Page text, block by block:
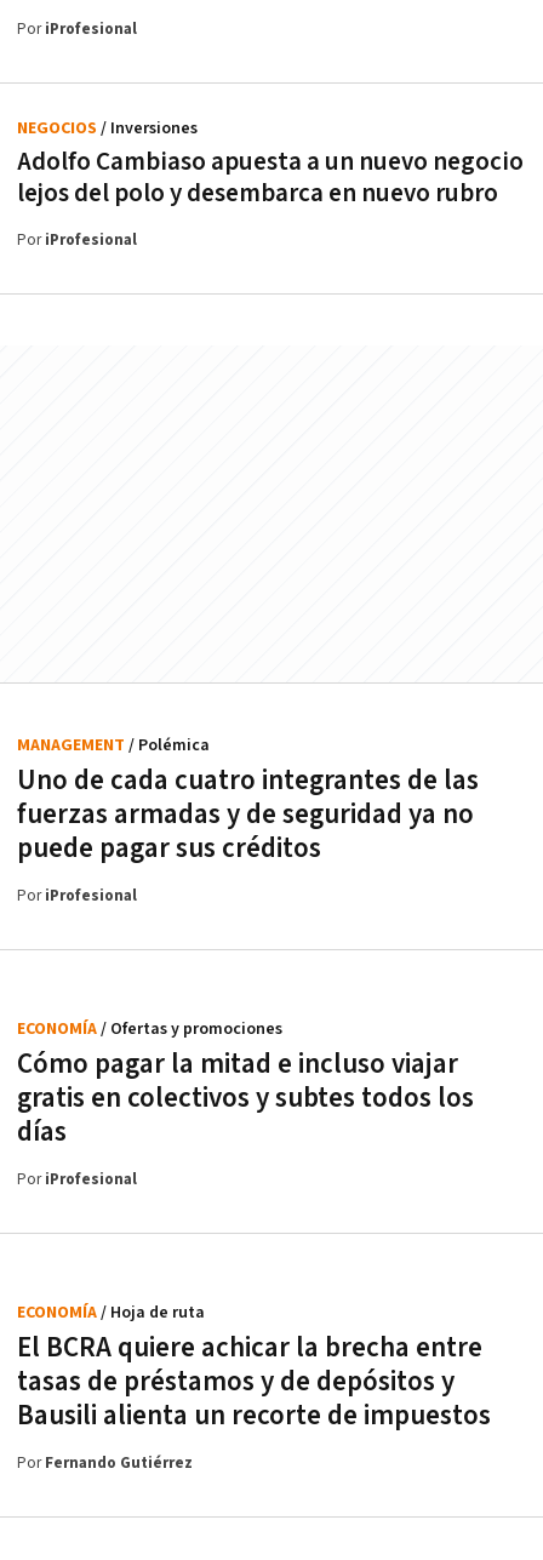
PoriProfesional
Adolfo Cambiaso apuesta a un nuevo negocio
lejos del polo y desembarca en nuevo rubro
NEGOCIOS / Inversiones
PoriProfesional
Uno de cada cuatro integrantes de las
fuerzas armadas y de seguridad ya no
puede pagar sus créditos
MANAGEMENT / Polémica
PoriProfesional
Cómo pagar la mitad e incluso viajar
gratis en colectivos y subtes todos los
días
ECONOMÍA/ Ofertas y promociones
PoriProfesional
El BCRA quiere achicar la brecha entre
tasas de préstamos y de depósitos y
Bausili alienta un recorte de impuestos
ECONOMÍA/ Hoja de ruta
PorFernando Gutiérrez